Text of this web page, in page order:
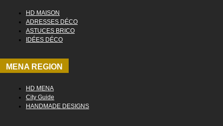
HD MAISON
ADRESSES DÉCO
ASTUCES BRICO
IDÉES DÉCO
MENA REGION
HD MENA
City Guide
HANDMADE DESIGNS